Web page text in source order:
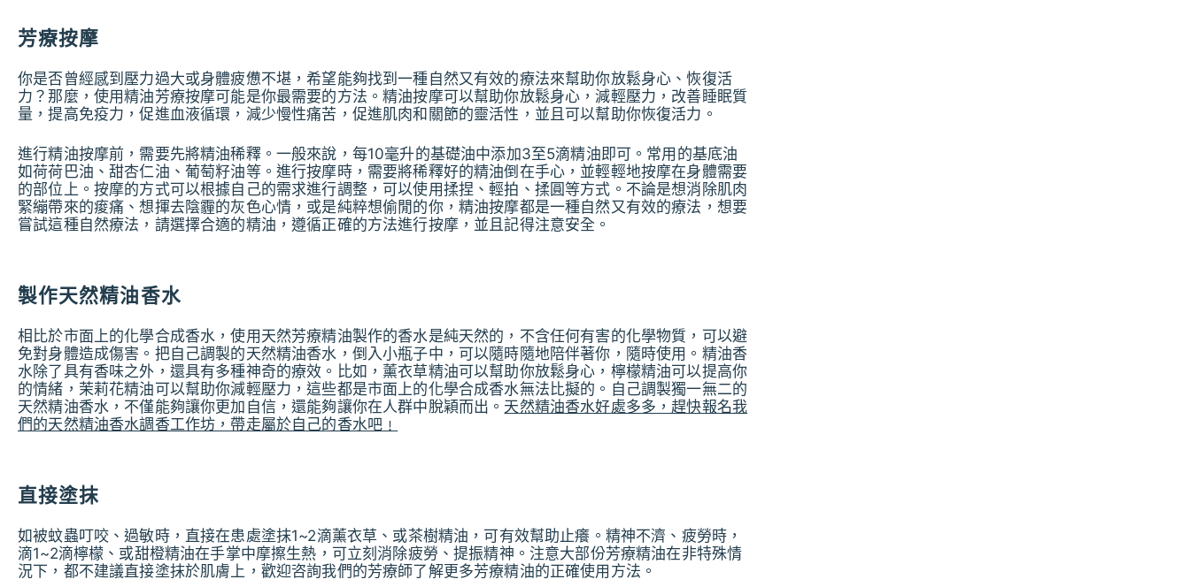
芳療按摩
你是否曾經感到壓力過大或身體疲憊不堪，希望能夠找到一種自然又有效的療法來幫助你放鬆身心、恢復活
力？那麼，使用精油芳療按摩可能是你最需要的方法。精油按摩可以幫助你放鬆身心，減輕壓力，改善睡眠質
量，提高免疫力，促進血液循環，減少慢性痛苦，促進肌肉和關節的靈活性，並且可以幫助你恢復活力。
進行精油按摩前，需要先將精油稀釋。一般來說，每10毫升的基礎油中添加3至5滴精油即可。常用的基底油
如荷荷巴油、甜杏仁油、葡萄籽油等。進行按摩時，需要將稀釋好的精油倒在手心，並輕輕地按摩在身體需要
的部位上。按摩的方式可以根據自己的需求進行調整，可以使用揉捏、輕拍、揉圓等方式。不論是想消除肌肉
緊繃帶來的痠痛、想揮去陰霾的灰色心情，或是純粹想偷閒的你，精油按摩都是一種自然又有效的療法，想要
嘗試這種自然療法，請選擇合適的精油，遵循正確的方法進行按摩，並且記得注意安全。
製作天然精油香水
相比於市面上的化學合成香水，使用天然芳療精油製作的香水是純天然的，不含任何有害的化學物質，可以避
免對身體造成傷害。把自己調製的天然精油香水，倒入小瓶子中，可以隨時隨地陪伴著你，隨時使用。精油香
水除了具有香味之外，還具有多種神奇的療效。比如，薰衣草精油可以幫助你放鬆身心，檸檬精油可以提高你
的情緒，茉莉花精油可以幫助你減輕壓力，這些都是市面上的化學合成香水無法比擬的。自己調製獨一無二的
天然精油香水，不僅能夠讓你更加自信，還能夠讓你在人群中脫穎而出。 天然精油香水好處多多，趕快報名我
們的天然精油香水調香工作坊，帶走屬於自己的香水吧﹗
直接塗抹
如被蚊蟲叮咬、過敏時，直接在患處塗抹1~2滴薰衣草、或茶樹精油，可有效幫助止癢。精神不濟、疲勞時，
滴1~2滴檸檬、或甜橙精油在手掌中摩擦生熱，可立刻消除疲勞、提振精神。注意大部份芳療精油在非特殊情
況下，都不建議直接塗抹於肌膚上，歡迎咨詢我們的芳療師了解更多芳療精油的正確使用方法。